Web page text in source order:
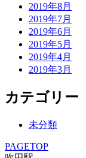
2019年8月
2019年7月
2019年6月
2019年5月
2019年4月
2019年3月
カテゴリー
未分類
PAGETOP